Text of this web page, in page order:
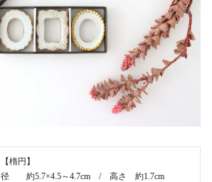
【楕円】
径 約5.7×4.5～4.7cm / 高さ 約1.7cm